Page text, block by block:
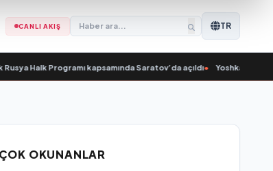
CANLI AKIŞ TR
Programı kapsamında Saratov’da açıldı• Yoshkar-Ola’da
ÇOK OKUNANLAR